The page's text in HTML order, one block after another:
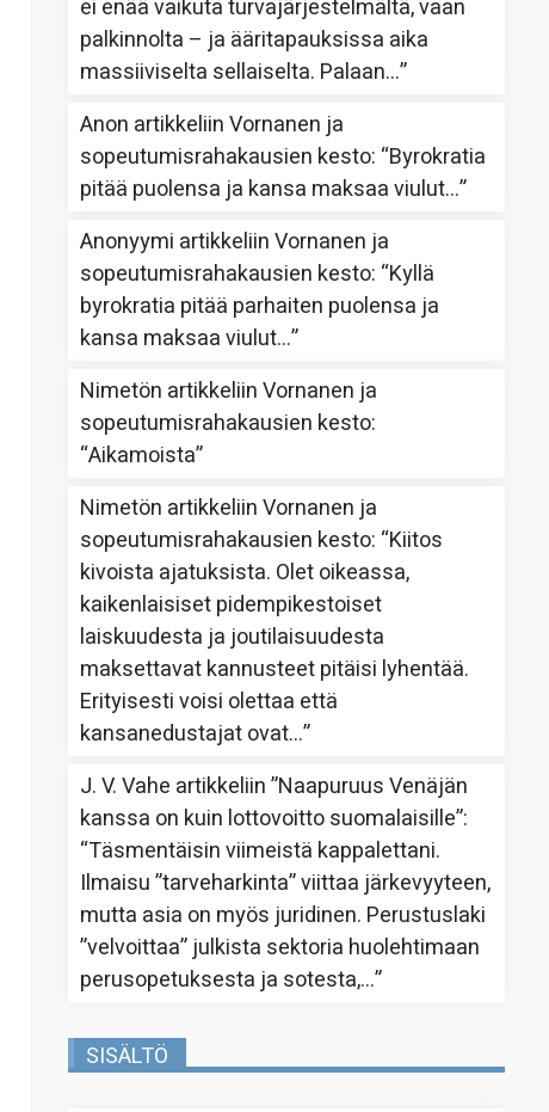
ei enää vaikuta turvajärjestelmältä, vaan
palkinnolta – ja ääritapauksissa aika
massiiviselta sellaiselta. Palaan…”
Anon artikkeliinVornanen ja
sopeutumisrahakausien kesto: “Byrokratia
pitää puolensa ja kansa maksaa viulut…”
Anonyymi artikkeliinVornanen ja
sopeutumisrahakausien kesto: “Kyllä
byrokratia pitää parhaiten puolensa ja
kansa maksaa viulut…”
Nimetön artikkeliinVornanen ja
sopeutumisrahakausien kesto:
“Aikamoista”
Nimetön artikkeliinVornanen ja
sopeutumisrahakausien kesto: “Kiitos
kivoista ajatuksista. Olet oikeassa,
kaikenlaisiset pidempikestoiset
laiskuudesta ja joutilaisuudesta
maksettavat kannusteet pitäisi lyhentää.
Erityisesti voisi olettaa että
kansanedustajat ovat…”
J. V. Vahe artikkeliin”Naapuruus Venäjän
kanssa on kuin lottovoitto suomalaisille”:
“Täsmentäisin viimeistä kappalettani.
Ilmaisu ”tarveharkinta” viittaa järkevyyteen,
mutta asia on myös juridinen. Perustuslaki
”velvoittaa” julkista sektoria huolehtimaan
perusopetuksesta ja sotesta,…”
SISÄLTÖ